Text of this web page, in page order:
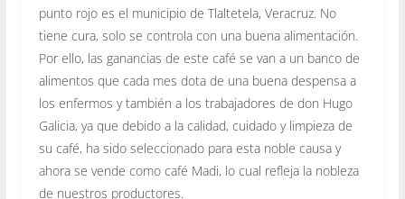
punto rojo es el municipio de Tlaltetela, Veracruz. No
tiene cura, solo se controla con una buena alimentación.
Por ello, las ganancias de este café se van a un banco de
alimentos que cada mes dota de una buena despensa a
los enfermos y también a los trabajadores de don Hugo
Galicia, ya que debido a la calidad, cuidado y limpieza de
su café, ha sido seleccionado para esta noble causa y
ahora se vende como café Madi, lo cual refleja la nobleza
de nuestros productores.